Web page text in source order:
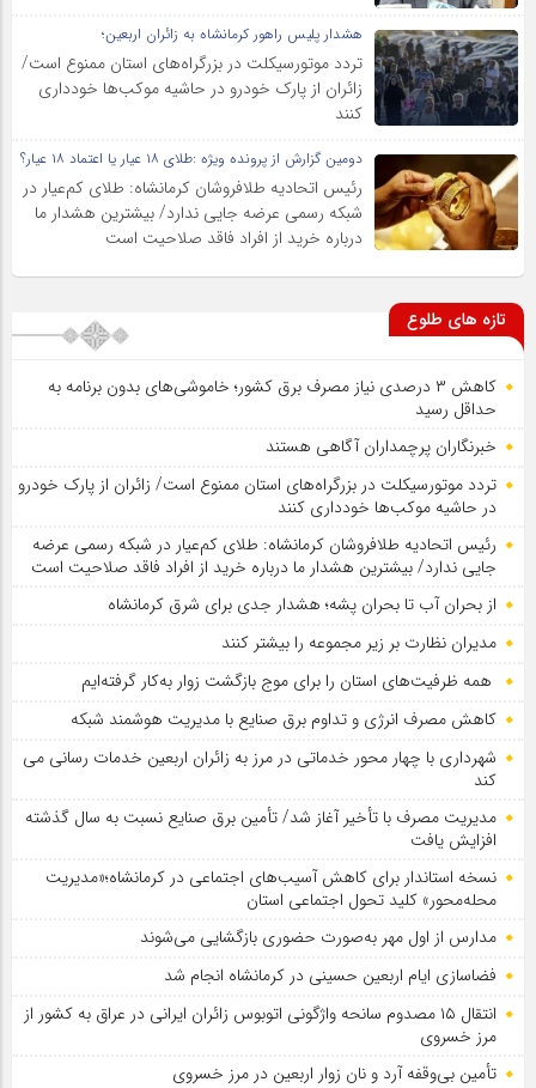
هشدار پلیس راهور کرمانشاه به زائران اربعین؛
تردد موتورسیکلت در بزرگراه‌های استان ممنوع است/
زائران از پارک خودرو در حاشیه موکب‌ها خودداری
کنند
دومین گزارش از پرونده ویژه :طلای ۱۸ عیار یا اعتماد ۱۸ عیار؟
رئیس اتحادیه طلافروشان کرمانشاه: طلای کم‌عیار در
شبکه رسمی عرضه جایی ندارد/ بیشترین هشدار ما
درباره خرید از افراد فاقد صلاحیت است
تازه های طلوع
کاهش ۳ درصدی نیاز مصرف برق کشور؛ خاموشی‌های بدون برنامه به
حداقل رسید
خبرنگاران پرچمداران آگاهی هستند
تردد موتورسیکلت در بزرگراه‌های استان ممنوع است/ زائران از پارک خودرو
در حاشیه موکب‌ها خودداری کنند
رئیس اتحادیه طلافروشان کرمانشاه: طلای کم‌عیار در شبکه رسمی عرضه
جایی ندارد/ بیشترین هشدار ما درباره خرید از افراد فاقد صلاحیت است
از بحران آب تا بحران پشه؛ هشدار جدی برای شرق کرمانشاه
مدیران نظارت بر زیر مجموعه را بیشتر کنند
همه ظرفیت‌های استان را برای موج بازگشت زوار به‌کار گرفته‌ایم
کاهش مصرف انرژی و تداوم برق صنایع با مدیریت هوشمند شبکه
شهرداری با چهار محور خدماتی در مرز به زائران اربعین خدمات رسانی می
کند
مدیریت مصرف با تأخیر آغاز شد/ تأمین برق صنایع نسبت به سال گذشته
افزایش یافت
نسخه استاندار برای کاهش آسیب‌های اجتماعی در کرمانشاه؛«مدیریت
محله‌محور» کلید تحول اجتماعی استان
مدارس از اول مهر به‌صورت حضوری بازگشایی می‌شوند
فضاسازی ایام اربعین حسینی در کرمانشاه انجام شد
انتقال ۱۵ مصدوم سانحه واژگونی اتوبوس زائران ایرانی در عراق به کشور از
مرز خسروی
تأمین بی‌وقفه آرد و نان زوار اربعین در مرز خسروی